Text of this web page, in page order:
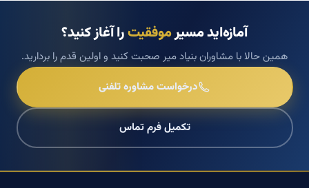
آمازه‌اید مسیرموفقیترا آغاز کنید؟
همین حالا با مشاوران بنیاد میر صحبت کنید و اولین قدم را بردارید.
درخواست مشاوره تلفنی
تکمیل فرم تماس